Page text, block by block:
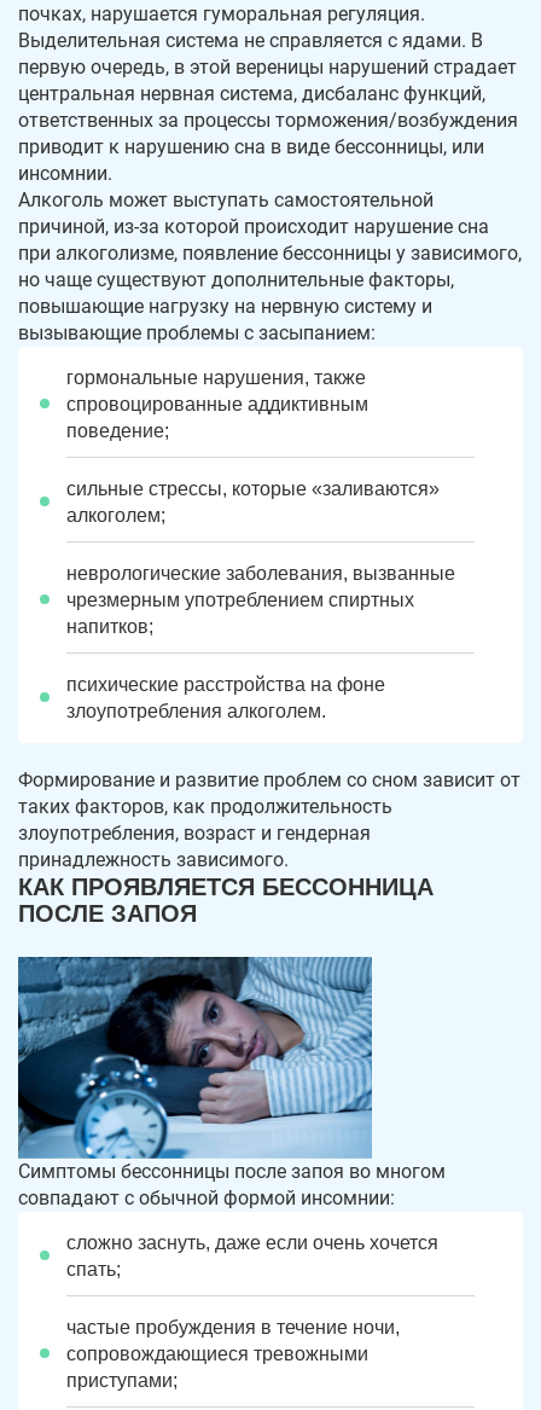
почках, нарушается гуморальная регуляция.
Выделительная система не справляется с ядами. В
первую очередь, в этой вереницы нарушений страдает
центральная нервная система, дисбаланс функций,
ответственных за процессы торможения/возбуждения
приводит к нарушению сна в виде бессонницы, или
инсомнии.
Алкоголь может выступать самостоятельной
причиной, из-за которой происходит нарушение сна
при алкоголизме, появление бессонницы у зависимого,
но чаще существуют дополнительные факторы,
повышающие нагрузку на нервную систему и
вызывающие проблемы с засыпанием:
гормональные нарушения, также
спровоцированные аддиктивным
поведение;
сильные стрессы, которые «заливаются»
алкоголем;
неврологические заболевания, вызванные
чрезмерным употреблением спиртных
напитков;
психические расстройства на фоне
злоупотребления алкоголем.
Формирование и развитие проблем со сном зависит от
таких факторов, как продолжительность
злоупотребления, возраст и гендерная
принадлежность зависимого.
КАК ПРОЯВЛЯЕТСЯ БЕССОННИЦА
ПОСЛЕ ЗАПОЯ
Симптомы бессонницы после запоя во многом
совпадают с обычной формой инсомнии:
сложно заснуть, даже если очень хочется
спать;
частые пробуждения в течение ночи,
сопровождающиеся тревожными
приступами;